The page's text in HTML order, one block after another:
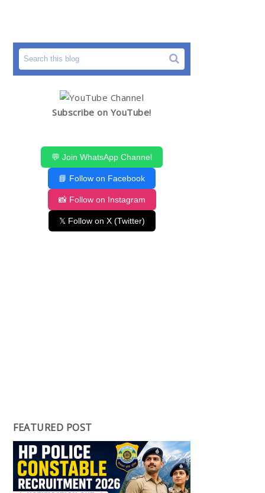
Subscribe on YouTube!
💬 Join WhatsApp Channel
📘 Follow on Facebook
📸 Follow on Instagram
𝕏 Follow on X (Twitter)
FEATURED POST